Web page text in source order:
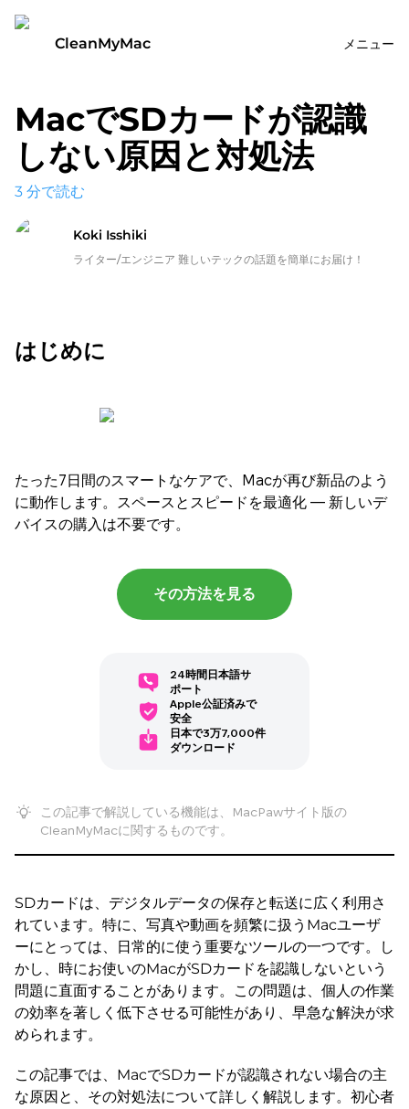
CleanMyMac メニュー
MacでSDカードが認識
しない原因と対処法
3 分で読む
Koki Isshiki
ライター/エンジニア 難しいテックの話題を簡単にお届け！
はじめに
たった7日間のスマートなケアで、Macが再び新品のよう
に動作します。スペースとスピードを最適化 — 新しいデ
バイスの購入は不要です。
その方法を見る
24時間日本語サ
ポート
Apple公証済みで
安全
日本で3万7,000件
ダウンロード
この記事で解説している機能は、MacPawサイト版の
CleanMyMacに関するものです。
SDカードは、デジタルデータの保存と転送に広く利用さ
れています。特に、写真や動画を頻繁に扱うMacユーザ
ーにとっては、日常的に使う重要なツールの一つです。し
かし、時にお使いのMacがSDカードを認識しないという
問題に直面することがあります。この問題は、個人の作業
の効率を著しく低下させる可能性があり、早急な解決が求
められます。
この記事では、MacでSDカードが認識されない場合の主
な原因と、その対処法について詳しく解説します。初心者